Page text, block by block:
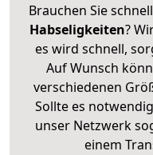
Brauchen Sie
Habseligkeiten?
es wird schnell,
Auf Wunsch
verschiedenen
Sollte es
unser Netzwerk
einem